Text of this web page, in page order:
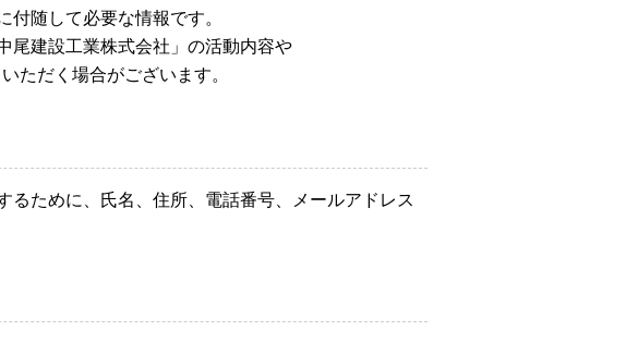
随して必要な情報です。
尾建設工業株式会社」の活動内容や
ただく場合がございます。
ために、氏名、住所、電話番号、メールアドレス